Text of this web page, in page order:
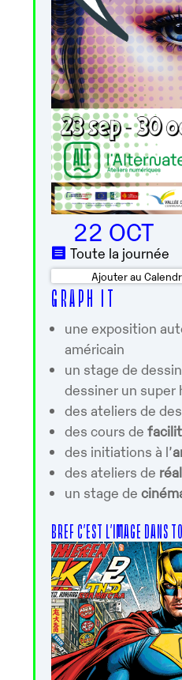
22 OCT
Toute la journée
Ajouter au
Télécharger ICS
G R A P H I T
une exposition
américain
un stage de
dessiner un super
des ateliers de
des cours de
des initiations à l’
des ateliers de
un stage de
BREF C’EST L’IMAGE DANS